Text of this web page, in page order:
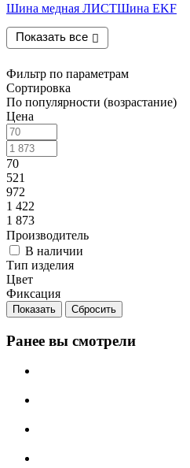
Шина медная ЛИСТШина EKF
Показать все
Фильтр по параметрам
Сортировка
По популярности (возрастание)
Цена
70
521
972
1 422
1 873
Производитель
В наличии
Тип изделия
Цвет
Фиксация
Сбросить
Ранее вы смотрели